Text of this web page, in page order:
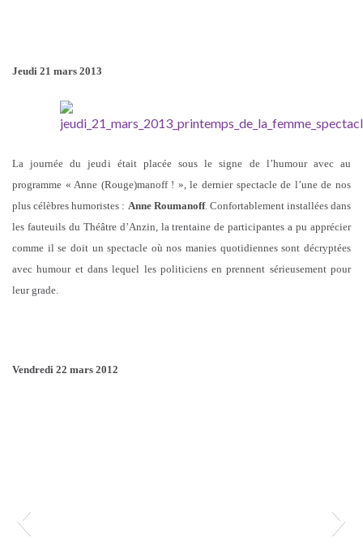
Jeudi 21 mars 2013
La journée du jeudi était placée sous le signe de l’humour avec au
programme « Anne (Rouge)manoff ! », le dernier spectacle de l’une de nos
plus célèbres humoristes : Anne Roumanoff. Confortablement installées dans
les fauteuils du Théâtre d’Anzin, la trentaine de participantes a pu apprécier
comme il se doit un spectacle où nos manies quotidiennes sont décryptées
avec humour et dans lequel les politiciens en prennent sérieusement pour
leur grade.
Vendredi 22 mars 2012